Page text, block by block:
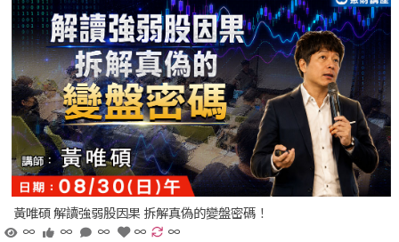
黃唯碩 解讀強弱股因果 拆解真偽的變盤密碼！
∞
∞ ∞ ∞ ∞